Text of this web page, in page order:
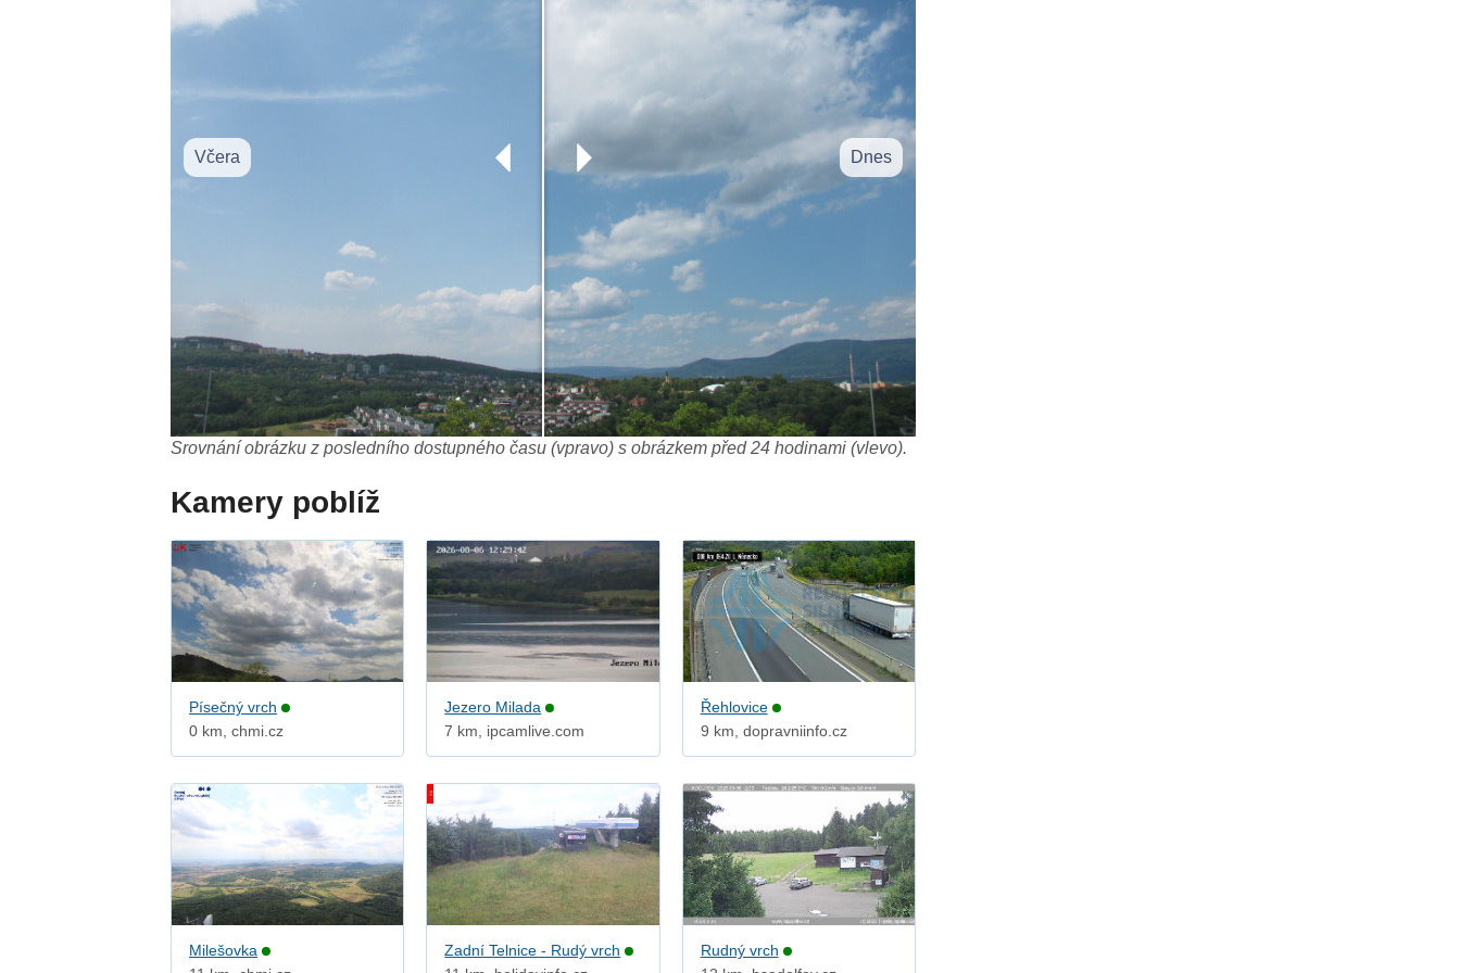
Včera Dnes
Srovnání obrázku z posledního dostupného času (vpravo) s obrázkem před 24 hodinami (vlevo).
Kamery poblíž
Písečný vrch
0 km, chmi.cz
Jezero Milada
7 km, ipcamlive.com
Řehlovice
9 km, dopravniinfo.cz
Milešovka
Zadní Telnice - Rudý vrch
Rudný vrch